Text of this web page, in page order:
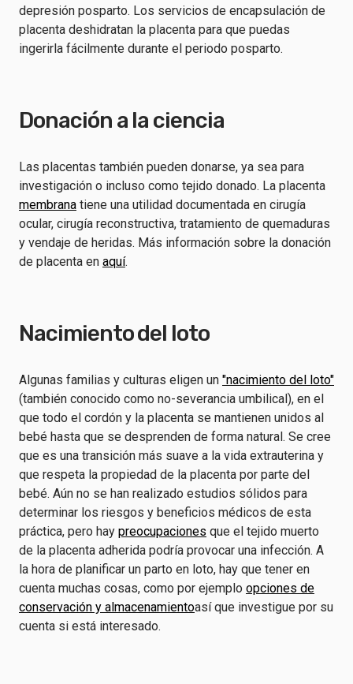
depresión posparto. Los servicios de encapsulación de
placenta deshidratan la placenta para que puedas
ingerirla fácilmente durante el periodo posparto.
Donación a la ciencia
Las placentas también pueden donarse, ya sea para
investigación o incluso como tejido donado. La placenta
membrana tiene una utilidad documentada en cirugía
ocular, cirugía reconstructiva, tratamiento de quemaduras
y vendaje de heridas. Más información sobre la donación
de placenta en aquí.
Nacimiento del loto
Algunas familias y culturas eligen un "nacimiento del loto"
(también conocido como no-severancia umbilical), en el
que todo el cordón y la placenta se mantienen unidos al
bebé hasta que se desprenden de forma natural. Se cree
que es una transición más suave a la vida extrauterina y
que respeta la propiedad de la placenta por parte del
bebé. Aún no se han realizado estudios sólidos para
determinar los riesgos y beneficios médicos de esta
práctica, pero hay preocupaciones que el tejido muerto
de la placenta adherida podría provocar una infección. A
la hora de planificar un parto en loto, hay que tener en
cuenta muchas cosas, como por ejemplo opciones de
conservación y almacenamientoasí que investigue por su
cuenta si está interesado.